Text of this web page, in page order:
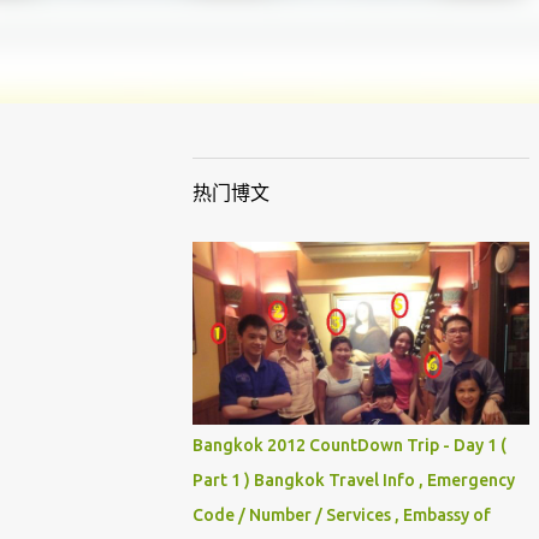
热门博文
Bangkok 2012 CountDown Trip - Day 1 (
Part 1 ) Bangkok Travel Info , Emergency
Code / Number / Services , Embassy of